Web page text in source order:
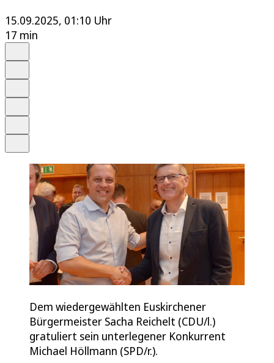
15.09.2025, 01:10 Uhr
17 min
Dem wiedergewählten Euskirchener
Bürgermeister Sacha Reichelt (CDU/l.)
gratuliert sein unterlegener Konkurrent
Michael Höllmann (SPD/r.).